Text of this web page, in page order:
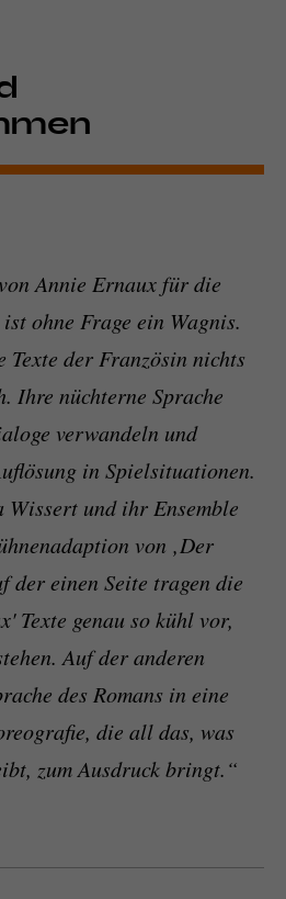
Annie Ernaux für die
ohne Frage ein Wagnis.
Texte der Französin nichts
Ihre nüchterne Sprache
verwandeln und
in Spielsituationen.
Wissert und ihr Ensemble
von ‚Der
der einen Seite tragen die
Texte genau so kühl vor,
Auf der anderen
des Romans in eine
die all das, was
zum Ausdruck bringt.“